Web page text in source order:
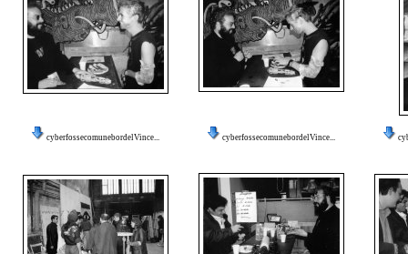
cyberfossecomunebordelVince... cyberfossecomunebordelVince...